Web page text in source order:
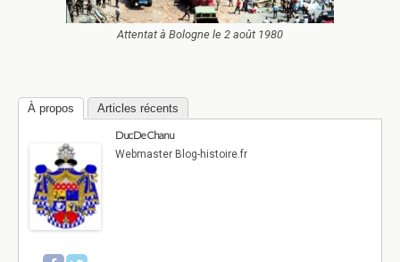
Attentat à Bologne le 2 août 1980
À propos
Articles récents
Duc De Chanu
Webmaster Blog-histoire.fr